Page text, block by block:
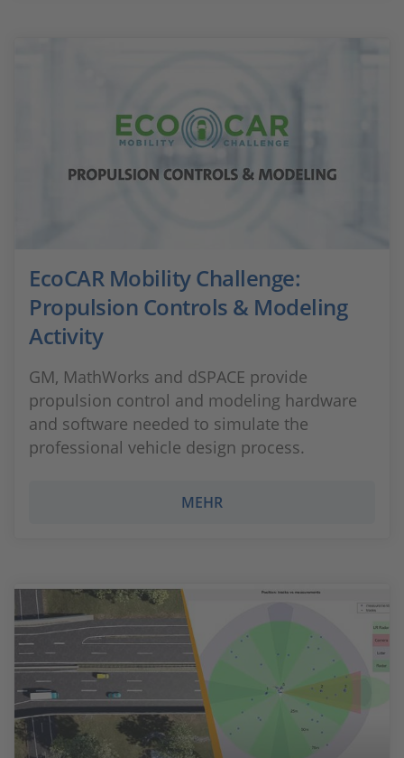
EcoCAR Mobility Challenge:
Propulsion Controls & Modeling
Activity
GM, MathWorks and dSPACE provide
propulsion control and modeling hardware
and software needed to simulate the
professional vehicle design process.
MEHR